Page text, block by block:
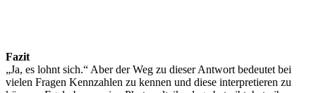
Fazit
„Ja, es lohnt sich.“ Aber der Weg zu dieser Antwort bedeutet bei
vielen Fragen Kennzahlen zu kennen und diese interpretieren zu